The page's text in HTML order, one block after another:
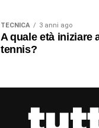
TECNICA 3 anni ago
A quale età iniziare
tennis?